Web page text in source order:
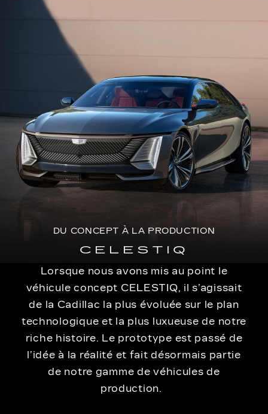
DU CONCEPT À LA PRODUCTION
CELESTIQ
Lorsque nous avons mis au point le
véhicule concept CELESTIQ, il s’agissait
de la Cadillac la plus évoluée sur le plan
technologique et la plus luxueuse de notre
riche histoire. Le prototype est passé de
l’idée à la réalité et fait désormais partie
de notre gamme de véhicules de
production.